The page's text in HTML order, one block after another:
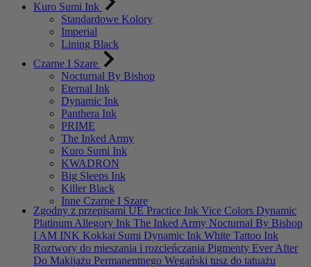
Kuro Sumi Ink
Standardowe Kolory
Imperial
Lining Black
Czarne I Szare
Nocturnal By Bishop
Eternal Ink
Dynamic Ink
Panthera Ink
PRIME
The Inked Army
Kuro Sumi Ink
KWADRON
Big Sleeps Ink
Killer Black
Inne Czarne I Szare
Zgodny z przepisami UE Practice Ink Vice Colors Dynamic
Platinum Allegory Ink The Inked Army Nocturnal By Bishop
I AM INK Kokkai Sumi Dynamic Ink White Tattoo Ink
Roztwory do mieszania i rozcieńczania Pigmenty Ever After
Do Makijażu Permanentnego Wegański tusz do tatuażu